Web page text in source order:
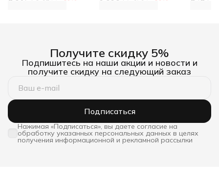
Получите скидку 5%
Подпишитесь на наши акции и новости и
получите скидку на следующий заказ
Подписаться
Нажимая «Подписаться», вы даете согласие на
обработку указанных персональных данных в целях
получения информационной и рекламной рассылки